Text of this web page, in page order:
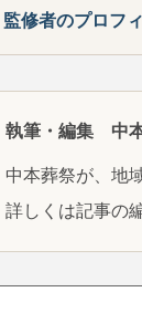
監修者のプロフ
執筆・編集 中
中本葬祭が、地
詳しくは記事の